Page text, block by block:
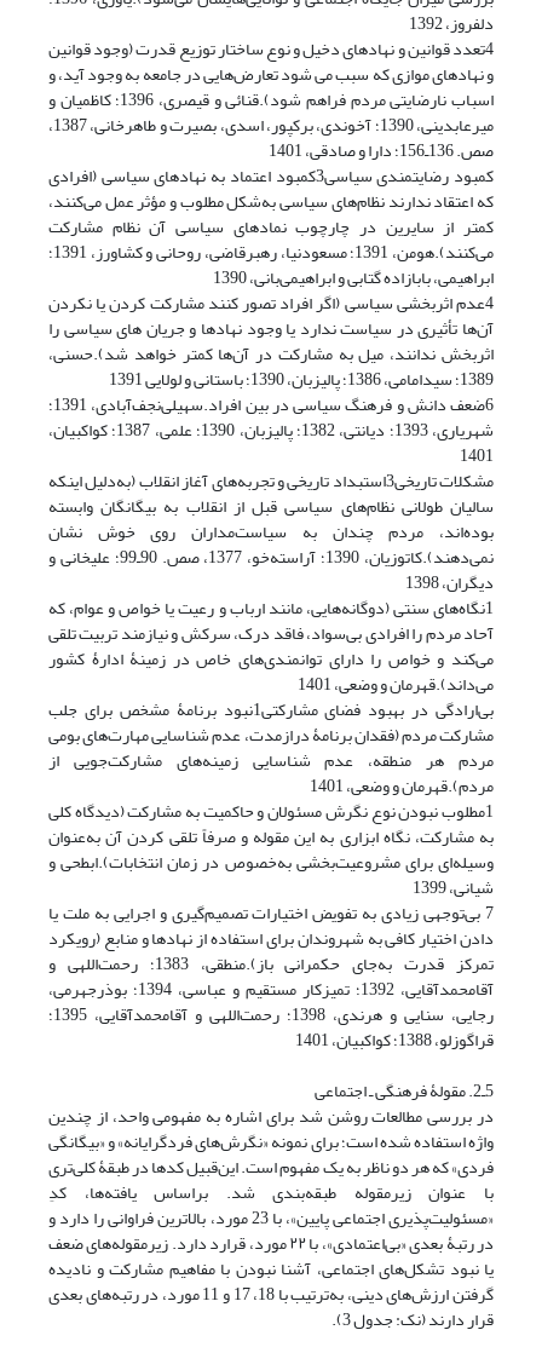
دلفروز، 1392
4تعدد قوانین و نهادهای دخیل و نوع ساختار توزیع قدرت (وجود قوانین
و نهادهای موازی که سبب می شود تعارض‌هایی در جامعه به وجود آید، و
اسباب نارضایتی مردم فراهم شود).قنائی و قیصرى، 1396؛ کاظمیان و
میرعابدینی، 1390؛ آخوندی، برکپور، اسدی، بصیرت و طاهرخانی، 1387،
صص. 136ـ156؛ دارا و صادقی، 1401
کمبود رضایتمندی سیاسی3کمبود اعتماد به نهادهای سیاسی (افرادی
که اعتقاد ندارند نظام‌های سیاسی به‌شکل مطلوب و مؤثر عمل می‌کنند،
کمتر از سایرین در چارچوب نمادهای سیاسی آن نظام مشارکت
می‌کنند).هومن، 1391؛ مسعودنیا، رهبرقاضی، روحانی و کشاورز، 1391؛
ابراهیمی، بابازاده گتابی و ابراهیمی‌بانی، 1390
4عدم اثربخشی سیاسی (اگر افراد تصور کنند مشارکت کردن یا نکردن
آن‌ها تأثیری در سیاست ندارد یا وجود نهادها و جریان های سیاسی را
اثربخش ندانند، میل به مشارکت در آن‌ها کمتر خواهد شد).حسنی،
1389؛ سیدامامی، 1386؛ پالیزبان، 1390؛ باستانی و لولایی 1391
6ضعف دانش و فرهنگ سیاسی در بین افراد.سهیلی‌نجف‌آبادی، 1391؛
شهریاری، 1393؛ دیانتی، 1382؛ پالیزبان، 1390؛ علمی، 1387؛ کواکبیان،
1401
مشکلات تاریخی3استبداد تاریخی و تجربه‌های آغاز انقلاب (به‌دلیل اینکه
سالیان طولانی نظام‌های سیاسی قبل از انقلاب به بیگانگان وابسته
بوده‌اند، مردم چندان به سیاست‌مداران روی خوش نشان
نمی‌دهند).کاتوزیان، 1390؛ آراسته‌خو، 1377، صص. 90ـ99؛ علیخانی و
دیگران، 1398
1نگاه‌های سنتی (دوگانه‌هایی، مانند ارباب و رعیت یا خواص و عوام، که
آحاد مردم را افرادی بی‌سواد، فاقد درک، سرکش و نیازمند تربیت تلقی
می‌کند و خواص را دارای توانمندی‌های خاص در زمینۀ ادارۀ کشور
می‌داند).قهرمان و وضعی، 1401
بی‌ارادگی در بهبود فضای مشارکتی1نبود برنامۀ مشخص برای جلب
مشارکت مردم (فقدان برنامۀ درازمدت، عدم شناسایی مهارت‌های بومی
مردم هر منطقه، عدم شناسایی زمینه‌های مشارکت‌جویی از
مردم).قهرمان و وضعی، 1401
1مطلوب نبودن نوع نگرش مسئولان و حاکمیت به مشارکت (دیدگاه کلی
به مشارکت، نگاه ابزاری به این مقوله و صرفاً تلقی کردن آن به‌عنوان
وسیله‌ای برای مشروعیت‌بخشی به‌خصوص در زمان انتخابات).ابطحی و
شیانی، 1399
7 بی‌توجهی زیادی به تفویض اختیارات تصمیم‌گیری و اجرایی به ملت یا
دادن اختیار کافی به شهروندان برای استفاده از نهادها و منابع (رویکرد
تمرکز قدرت به‌جای حکمرانی باز).منطقی، 1383؛ رحمت‌اللهی و
آقامحمدآقایی، 1392؛ تمیزکار مستقیم و عباسی، 1394؛ بوذرجهرمی،
رجایی، سنایی و هرندی، 1398؛ رحمت‌اللهی و آقامحمدآقایی، 1395؛
قراگوزلو، 1388؛ کواکبیان، 1401
5ـ2. مقولۀ فرهنگی ـ اجتماعی
در بررسی مطالعات روشن شد برای اشاره به مفهومی واحد، از چندین
واژه استفاده شده است؛ برای نمونه «نگرش‌های فردگرایانه» و «بیگانگی
فردی» که هر دو ناظر به یک مفهوم است. این‌قبیل کدها در طبقۀ کلی‌تری
با عنوان زیرمقوله طبقه‌بندی شد. براساس یافته‌ها، کدِ
«مسئولیت‌پذیری اجتماعی پایین»، با 23 مورد، بالاترین فراوانی را دارد و
در رتبۀ بعدی «بی‌اعتمادی»، با ۲۲ مورد، قرارد دارد. زیرمقوله‌های ضعف
یا نبود تشکل‌های اجتماعی، آشنا نبودن با مفاهیم مشارکت و نادیده
گرفتن ارزش‌های دینی، به‌ترتیب با 18، 17 و 11 مورد، در رتبه‌های بعدی
قرار دارند (نک: جدول 3).